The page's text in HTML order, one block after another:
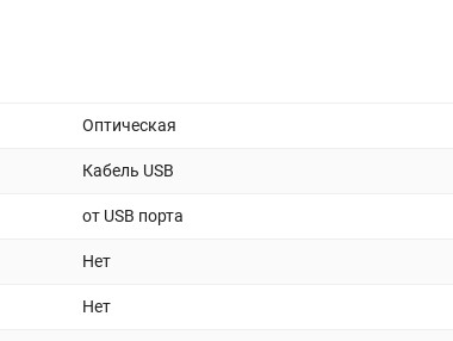
Оптическая
Кабель USB
от USB порта
Нет
Нет